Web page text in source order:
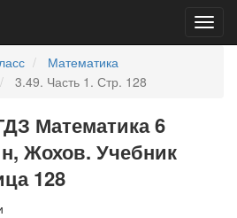
Математика
3.49. Часть 1. Стр. 128
Математика 6
Жохов. Учебник
128